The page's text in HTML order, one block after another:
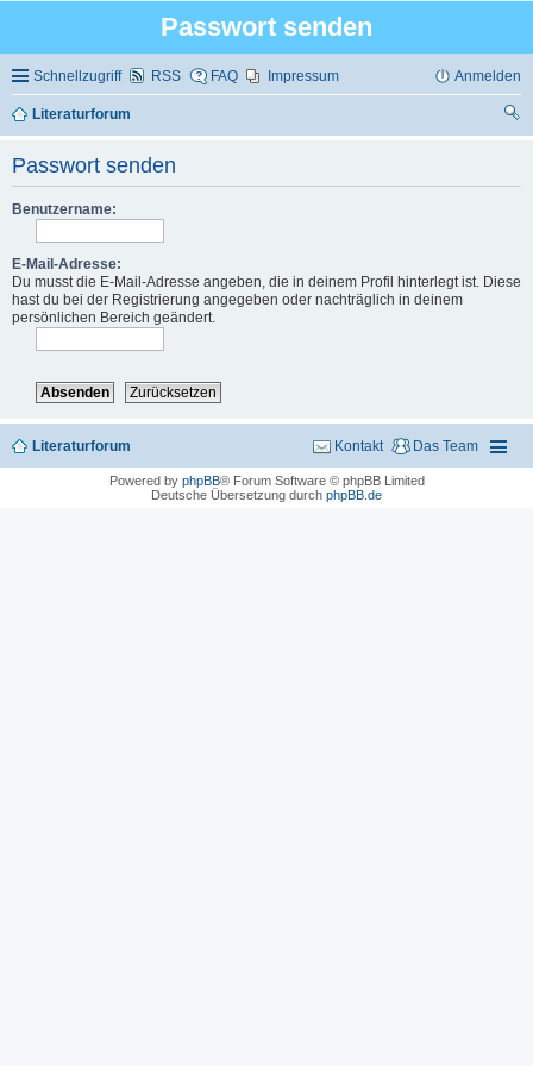
Passwort senden
Schnellzugriff RSS FAQ Impressum Anmelden
Literaturforum
Passwort senden
Benutzername:
E-Mail-Adresse:
Du musst die E-Mail-Adresse angeben, die in deinem Profil hinterlegt ist. Diese
hast du bei der Registrierung angegeben oder nachträglich in deinem
persönlichen Bereich geändert.
Literaturforum Das Team
Kontakt
Powered by phpBB® Forum Software © phpBB Limited
Deutsche Übersetzung durch phpBB.de